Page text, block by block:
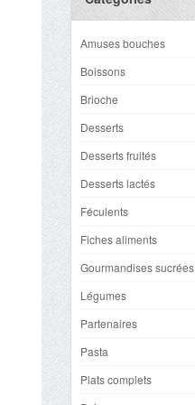
Amuses bouches
Boissons
Brioche
Desserts
Desserts fruités
Desserts lactés
Féculents
Fiches aliments
Gourmandises sucrées
Légumes
Partenaires
Pasta
Plats complets